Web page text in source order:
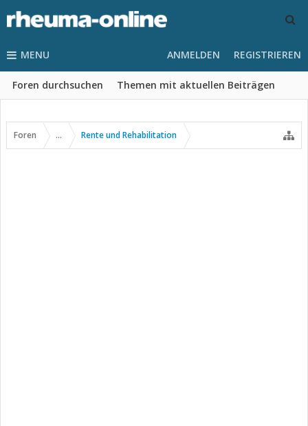
MENU
Foren durchsuchen Themen mit aktuellen Beiträgen
ANMELDEN REGISTRIEREN
Foren ... Rente und Rehabilitation